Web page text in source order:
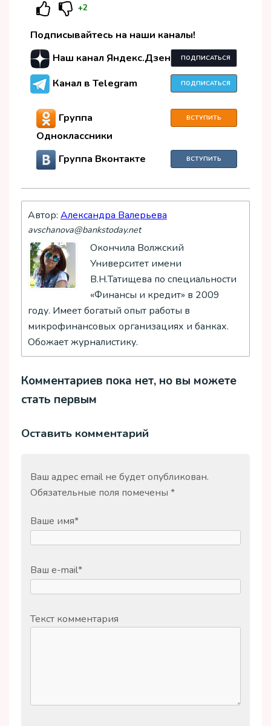
+2
Подписывайтесь на наши каналы!
Наш канал Яндекс.Дзен
ПОДПИСАТЬСЯ
Канал в Telegram ПОДПИСАТЬСЯ
Группа
Одноклассники
ВСТУПИТЬ
Группа Вконтакте ВСТУПИТЬ
Автор: Александра Валерьева
avschanova@bankstoday.net
Окончила Волжский
Университет имени
В.Н.Татищева по специальности
«Финансы и кредит» в 2009
году. Имеет богатый опыт работы в
микрофинансовых организациях и банках.
Обожает журналистику.
Комментариев пока нет, но вы можете
стать первым
Оставить комментарий
Ваш адрес email не будет опубликован.
Обязательные поля помечены *
Ваше имя*
Ваш e-mail*
Текст комментария